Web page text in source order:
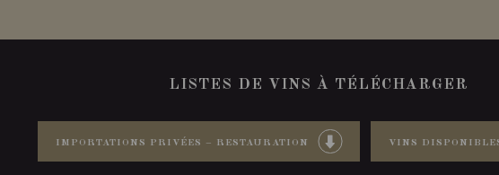
LISTES DE VINS À TÉLÉCHARGER
IMPORTATIONS PRIVÉES – RESTAURATION VINS